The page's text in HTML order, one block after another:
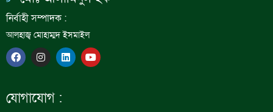
নির্বাহী সম্পাদক :
আলহাজ্ব মোহাম্মদ ইসমাইল
F
a
c
b
o
I
n
s
a
g
L
i
n
Y
o
u
যোগাযোগ :